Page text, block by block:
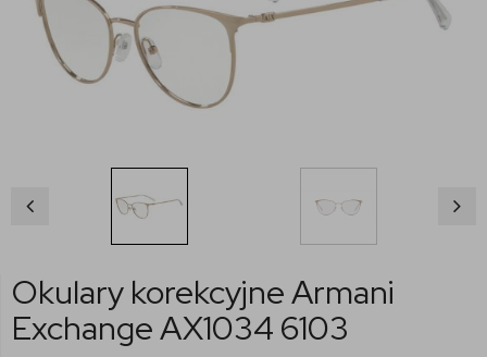
Okulary korekcyjne Armani
Exchange AX1034 6103